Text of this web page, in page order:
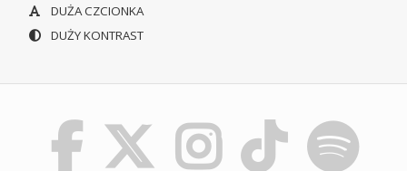
DUŻA CZCIONKA
DUŻY KONTRAST